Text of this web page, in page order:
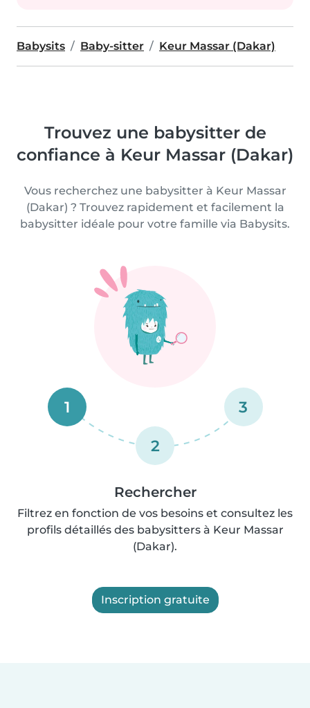
Babysits Baby-sitter Keur Massar (Dakar)
Trouvez une babysitter de
confiance à Keur Massar (Dakar)
Vous recherchez une babysitter à Keur Massar
(Dakar) ? Trouvez rapidement et facilement la
babysitter idéale pour votre famille via Babysits.
1
2
3
Rechercher
Filtrez en fonction de vos besoins et consultez les
profils détaillés des babysitters à Keur Massar
(Dakar).
Inscription gratuite